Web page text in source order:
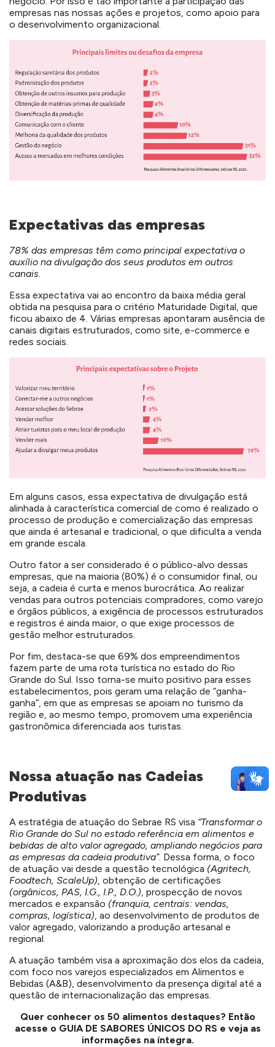
empresas nas nossas ações e projetos, como apoio para
o desenvolvimento organizacional.
Expectativas das empresas
78% das empresas têm como principal expectativa o
auxílio na divulgação dos seus produtos em outros
canais.
Essa expectativa vai ao encontro da baixa média geral
obtida na pesquisa para o critério Maturidade Digital, que
ficou abaixo de 4. Várias empresas apontaram ausência de
canais digitais estruturados, como site, e-commerce e
redes sociais.
Em alguns casos, essa expectativa de divulgação está
alinhada à característica comercial de como é realizado o
processo de produção e comercialização das empresas
que ainda é artesanal e tradicional, o que dificulta a venda
em grande escala.
Outro fator a ser considerado é o público-alvo dessas
empresas, que na maioria (80%) é o consumidor final, ou
seja, a cadeia é curta e menos burocrática. Ao realizar
vendas para outros potenciais compradores, como varejo
e órgãos públicos, a exigência de processos estruturados
e registros é ainda maior, o que exige processos de
gestão melhor estruturados.
Por fim, destaca-se que 69% dos empreendimentos
fazem parte de uma rota turística no estado do Rio
Grande do Sul. Isso torna-se muito positivo para esses
estabelecimentos, pois geram uma relação de “ganha-
ganha”, em que as empresas se apoiam no turismo da
região e, ao mesmo tempo, promovem uma experiência
gastronômica diferenciada aos turistas.
Nossa atuação nas Cadeias
Produtivas
A estratégia de atuação do Sebrae RS visa “Transformar o
Rio Grande do Sul no estado referência em alimentos e
bebidas de alto valor agregado, ampliando negócios para
as empresas da cadeia produtiva”. Dessa forma, o foco
de atuação vai desde a questão tecnológica (Agritech,
Foodtech, ScaleUp), obtenção de certificações
(orgânicos, PAS, I.G., I.P., D.O.), prospecção de novos
mercados e expansão (franquia, centrais: vendas,
compras, logística), ao desenvolvimento de produtos de
valor agregado, valorizando a produção artesanal e
regional.
A atuação também visa a aproximação dos elos da cadeia,
com foco nos varejos especializados em Alimentos e
Bebidas (A&B), desenvolvimento da presença digital até a
questão de internacionalização das empresas.
Quer conhecer os 50 alimentos destaques? Então
acesse o GUIA DE SABORES ÚNICOS DO RS e veja as
informações na íntegra.